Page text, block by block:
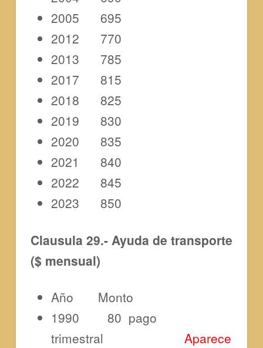
2005 695
2012 770
2013 785
2017 815
2018 825
2019 830
2020 835
2021 840
2022 845
2023 850
Clausula 29.- Ayuda de transporte
($ mensual)
Año Monto
1990 80 pago
trimestral Aparece